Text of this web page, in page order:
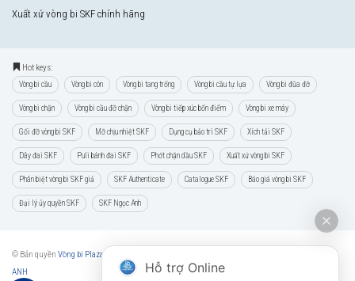
Xuất xứ vòng bi SKF chính hãng
Hot keys:
Vòng bi cầu Vòng bi côn Vòng bi tang trống Vòng bi cầu tự lựa Vòng bi đũa đỡ
Vòng bi chặn Vòng bi cầu đỡ chặn Vòng bi tiếp xúc bốn điểm Vòng bi xe máy
Gối đỡ vòng bi SKF Mỡ chịu nhiệt SKF Dụng cụ bảo trì SKF Xích tải SKF
Dây đai SKF Puli bánh đai SKF Phớt chặn dầu SKF Xuất xứ vòng bi SKF
Phân biệt vòng bi SKF giả SKF Authenticate Catalogue SKF Báo giá vòng bi SKF
Đại lý ủy quyền SKF SKF Ngọc Anh
© Bản quyền Vòng bi Plazaquản lý và vận hành bởi
ANH
Hỗ trợ Online